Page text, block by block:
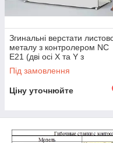
Згинальні верстати
металу з контролером NC
E21 (дві осі X та Y з
торсіоном)
Під замовлення
Ціну уточнюйте